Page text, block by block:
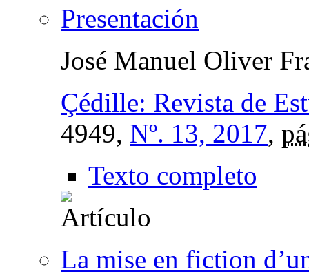
Presentación
José Manuel Oliver
Çédille: Revista de
4949, Nº. 13, 2017,
Texto completo
La mise en fiction